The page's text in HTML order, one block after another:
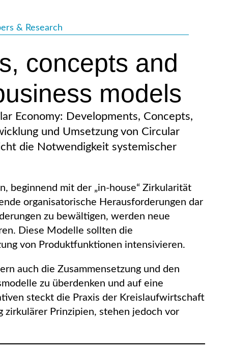
& Research
concepts and
models
Economy: Developments, Concepts,
und Umsetzung von Circular
die Notwendigkeit systemischer
beginnend mit der „in-house“ Zirkularität
organisatorische Herausforderungen dar
zu bewältigen, werden neue
Diese Modelle sollten die
von Produktfunktionen intensivieren.
auch die Zusammensetzung und den
zu überdenken und auf eine
steckt die Praxis der Kreislaufwirtschaft
zirkulärer Prinzipien, stehen jedoch vor